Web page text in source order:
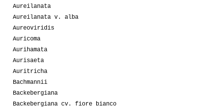
Aureilanata
Aureilanata v. alba
Aureoviridis
Auricoma
Aurihamata
Aurisaeta
Auritricha
Bachmannii
Backebergiana
Backebergiana cv. fiore bianco